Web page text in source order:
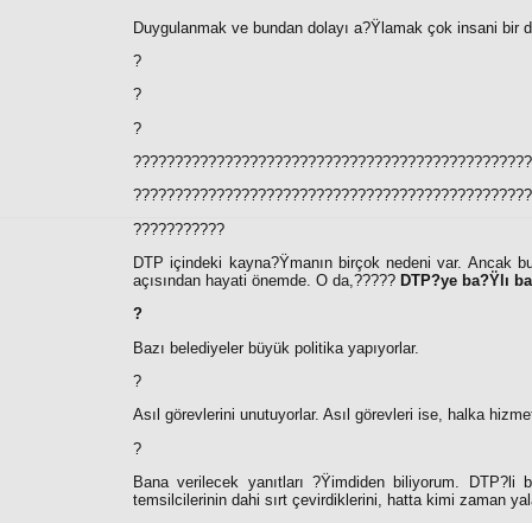
Duygulanmak ve bundan dolayı a?Ÿlamak çok insani bir
?
?
?
????????????????????????????????????????????????
???????????
DTP içindeki kayna?Ÿmanın birçok nedeni var. Ancak
açısından hayati önemde. O da, ????? DTP?ye ba?Ÿlı
?
Bazı belediyeler büyük politika yapıyorlar.
?
Asıl görevlerini unutuyorlar. Asıl görevleri ise, halka
?
Bana verilecek yanıtları ?Ÿimdiden biliyorum. DTP?li
temsilcilerinin dahi sırt çevirdiklerini, hatta kimi zaman